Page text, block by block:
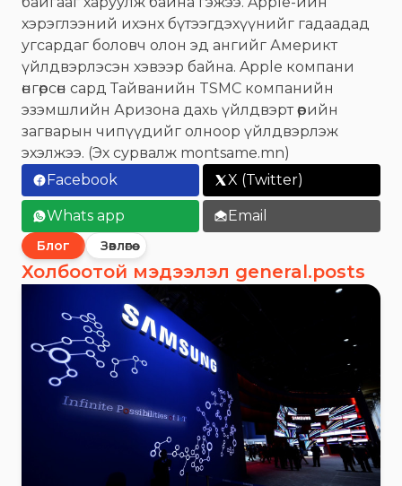
хэрэглээний ихэнх бүтээгдэхүүнийг гадаадад
угсардаг боловч олон эд ангийг Америкт
үйлдвэрлэсэн хэвээр байна. Apple компани
өнгөрсөн сард Тайванийн TSMC компанийн
эзэмшлийн Аризона дахь үйлдвэрт өөрийн
загварын чипүүдийг олноор үйлдвэрлэж
эхэлжээ. (Эх сурвалж montsame.mn)
Facebook
X (Twitter)
Whats app Email
Блог Зөвлөгөө
Холбоотой мэдээлэл general.posts